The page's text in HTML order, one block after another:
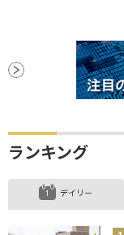
ランキング
デイリー